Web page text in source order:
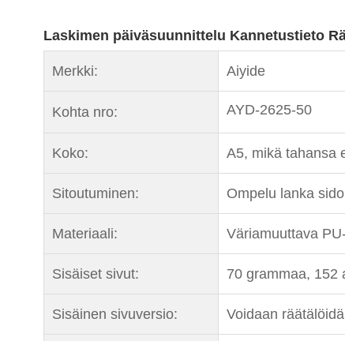
Laskimen päiväsuunnittelu Kannetustieto
Merkki: Aiyide
Kohta nro: AYD-2625-50
Koko: A5, mikä tahansa
Sitoutuminen: Ompelu lanka
Materiaali: Väriamuuttava
Sisäiset sivut: 70 grammaa, 152
Sisäinen sivuversio: Voidaan räätälöidä